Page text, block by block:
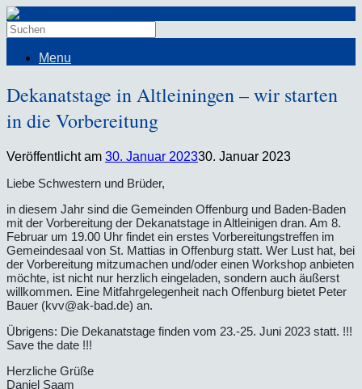
Menu
Dekanatstage in Altleiningen – wir starten
in die Vorbereitung
Veröffentlicht am 30. Januar 202330. Januar 2023
Liebe Schwestern und Brüder,
in diesem Jahr sind die Gemeinden Offenburg und Baden-Baden
mit der Vorbereitung der Dekanatstage in Altleinigen dran. Am 8.
Februar um 19.00 Uhr findet ein erstes Vorbereitungstreffen im
Gemeindesaal von St. Mattias in Offenburg statt. Wer Lust hat, bei
der Vorbereitung mitzumachen und/oder einen Workshop anbieten
möchte, ist nicht nur herzlich eingeladen, sondern auch äußerst
willkommen. Eine Mitfahrgelegenheit nach Offenburg bietet Peter
Bauer (kvv@ak-bad.de) an.
Übrigens: Die Dekanatstage finden vom 23.-25. Juni 2023 statt. !!!
Save the date !!!
Herzliche Grüße
Daniel Saam